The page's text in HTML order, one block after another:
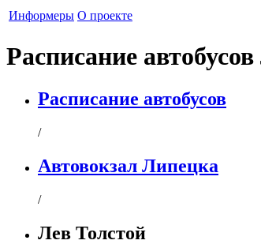
Информеры О проекте
Расписание
Расписание автобусов
/
Автовокзал Липецка
/
Лев Толстой